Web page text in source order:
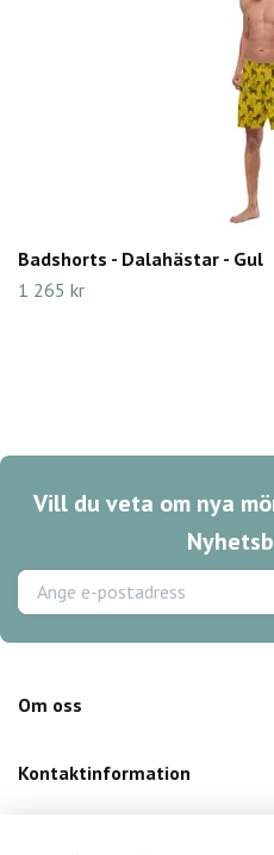
Badshorts - Dalahästar - Gul
1 265 kr
Vill du veta om nya
Om oss
Kontaktinformation